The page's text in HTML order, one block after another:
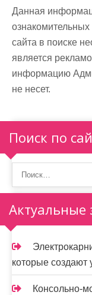
Данная
сайта в поиске
является
информацию
не несет.
Поиск по
Актуальные
которые создают
Консольно-